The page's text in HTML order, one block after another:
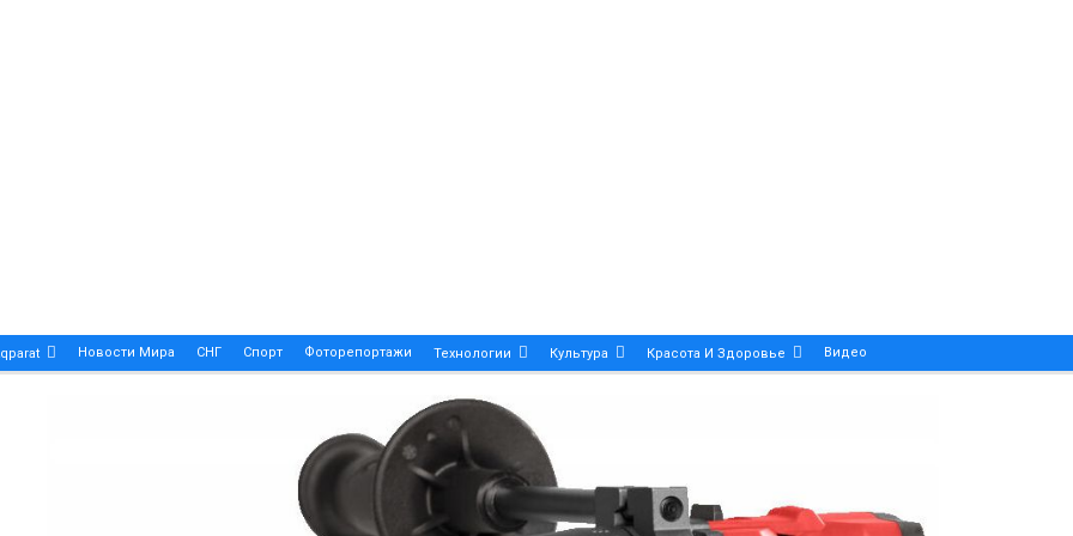
Новости Мира СНГ Спорт Фоторепортажи Технологии Культура Красота И Здоровье Видео
Patek Philippe Calatrava DATE – A True Symbol Of Elegance And Precision